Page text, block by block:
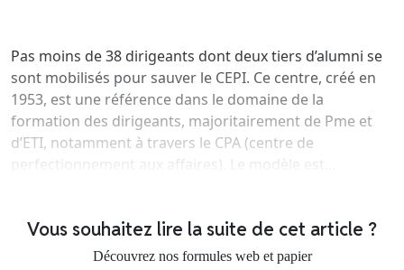
Pas moins de 38 dirigeants dont deux tiers d’alumni se
sont mobilisés pour sauver le CEPI. Ce centre, créé en
1953, est une référence dans le domaine de la
formation des dirigeants, majoritairement de Pme et
d’ETI, notamment à travers le CPA (centre de
perfectionnement aux affaires). Le modèle est...
Vous souhaitez lire la suite de cet article ?
Découvrez nos formules web et papier